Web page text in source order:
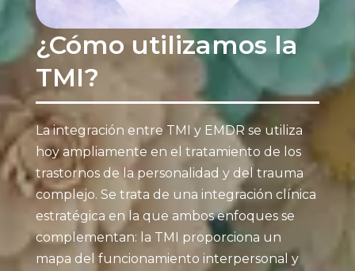
¿Cómo utilizamos la
TMI?
La integración entre TMI y EMDR se utiliza
hoy ampliamente en el tratamiento de los
trastornos de la personalidad y del trauma
complejo. Se trata de una integración clínica
estratégica en la que ambos enfoques se
complementan: la TMI proporciona un
mapa del funcionamiento interpersonal y